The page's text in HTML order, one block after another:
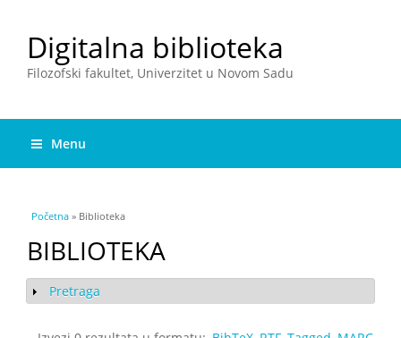
Digitalna biblioteka
Filozofski fakultet, Univerzitet u Novom Sadu
Menu
You are here
Početna » Biblioteka
BIBLIOTEKA
Show
Pretraga